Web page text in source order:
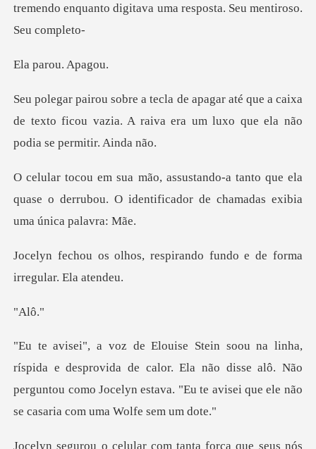
tremendo enquanto digitava
rou. A
que a caixa
de texto ficou vazia. A raiva era u
nto que ela
quase o derrubou. O identificad
respirando fundo e de for
lô
provida de calor. Ela não disse alô. Não
perguntou como Jocelyn est
orça que seus nós